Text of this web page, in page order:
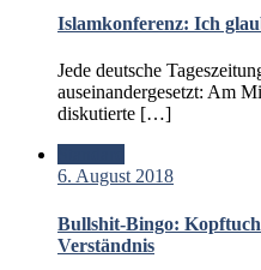
Islamkonferenz: Ich
Jede deutsche
auseinandergesetzt: Am
diskutierte […]
6. August 2018
Bullshit-Bingo:
Verständnis